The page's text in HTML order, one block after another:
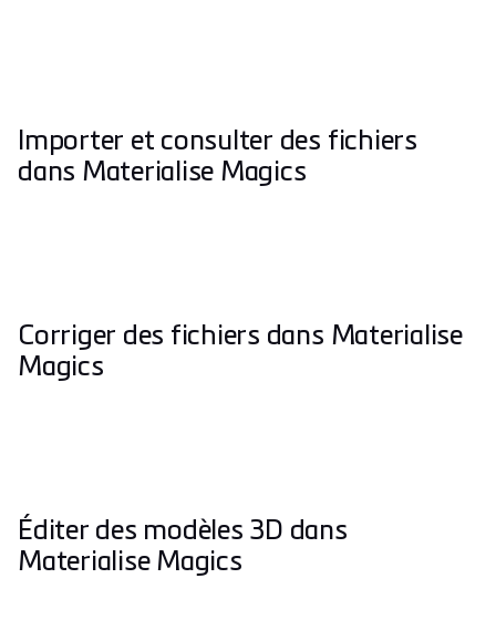
Importer et consulter des fichiers
dans Materialise Magics
Corriger des fichiers dans Materialise
Magics
Éditer des modèles 3D dans
Materialise Magics